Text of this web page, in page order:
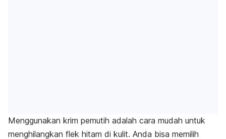
Menggunakan krim pemutih adalah cara mudah untuk
menghilangkan flek hitam di kulit. Anda bisa memilih